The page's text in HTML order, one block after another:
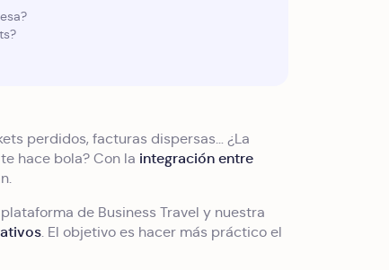
perdidos, facturas dispersas… ¿La
hace bola? Con la integración entre
de Business Travel y nuestra
. El objetivo es hacer más práctico el